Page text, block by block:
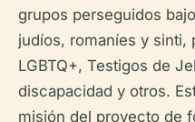
grupos perseguidos
judíos, romaníes y sinti,
LGBTQ+, Testigos de
discapacidad y otros.
misión del proyecto de